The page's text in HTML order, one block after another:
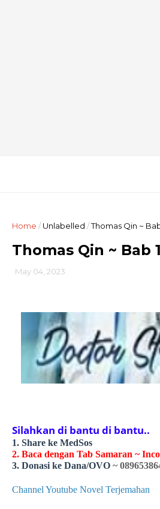
Home /Unlabelled /Thomas Qin ~
Thomas Qin ~ Bab
May 04, 2023
Silahkan di bantu di bantu..
1. Share ke MedSos
2. Baca dengan Tab Samaran ~
3. Donasi ke Dana/OVO ~
Channel Youtube Novel Terjemahan